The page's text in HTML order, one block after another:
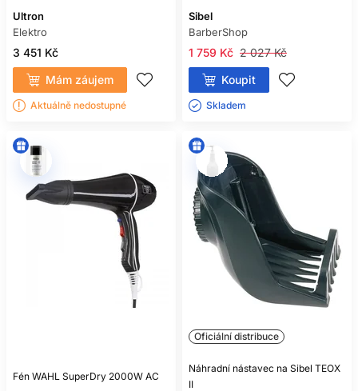
Ultron
Elektro
3 451 Kč
Mám záujem
Aktuálně nedostupné
Sibel
BarberShop
2 027 Kč
1 759 Kč
Koupit
Skladem ㅤ
Fén WAHL SuperDry 2000W AC
Oficiální distribuce
Náhradní nástavec na Sibel TEOX
II